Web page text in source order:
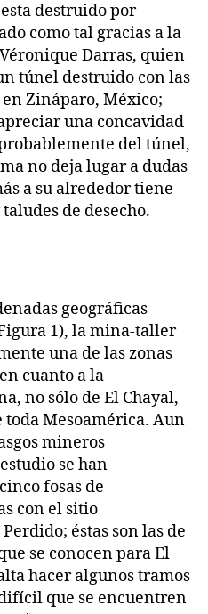
destruido por
como tal gracias a la
Darras, quien
túnel destruido con las
Zináparo, México;
una concavidad
del túnel,
no deja lugar a dudas
a su alrededor tiene
de desecho.
geográficas
(Figura 1), la mina-taller
una de las zonas
cuanto a la
no sólo de El Chayal,
Mesoamérica. Aun
mineros
se han
fosas de
con el sitio
éstas son las de
se conocen para El
hacer algunos tramos
que se encuentren